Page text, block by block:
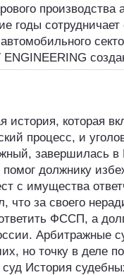
производства
годы
ENGINEERING
история, которая
процесс, и
завершилась в
должнику
с имущества
что за своего
ФССП, а
Арбитражные
но точку в деле
История